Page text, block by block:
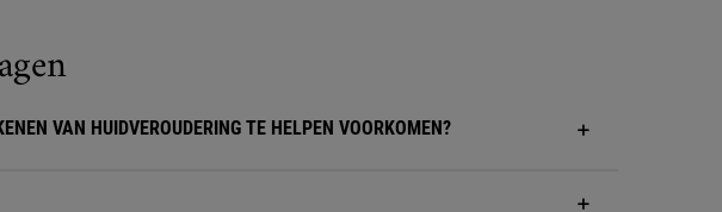
VAN HUIDVEROUDERING TE HELPEN VOORKOMEN?